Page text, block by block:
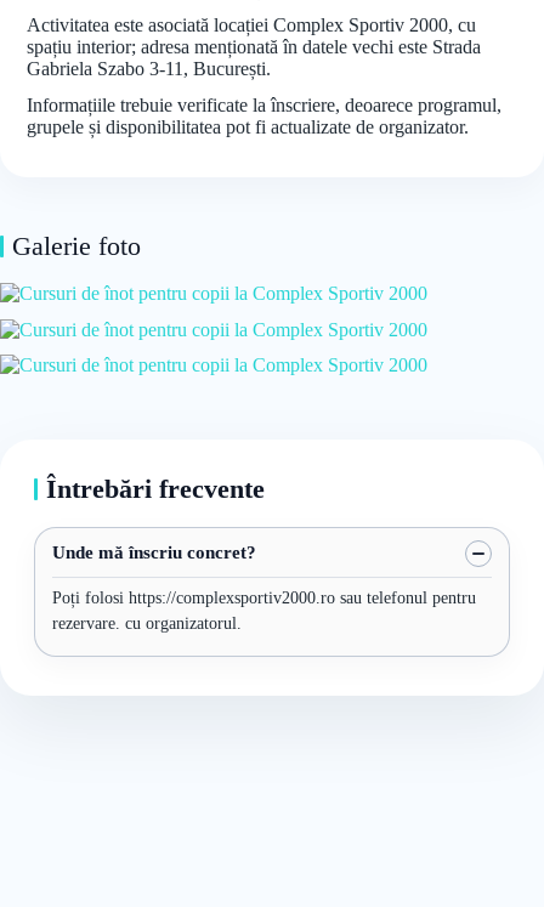
Activitatea este asociată locației Complex Sportiv 2000, cu
spațiu interior; adresa menționată în datele vechi este Strada
Gabriela Szabo 3-11, București.
Informațiile trebuie verificate la înscriere, deoarece programul,
grupele și disponibilitatea pot fi actualizate de organizator.
Galerie foto
Întrebări frecvente
Unde mă înscriu concret?
Poți folosi https://complexsportiv2000.ro sau telefonul pentru
rezervare. cu organizatorul.